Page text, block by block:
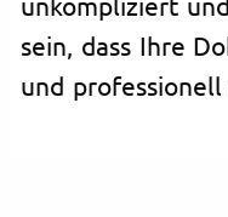
sein, dass Ihre
und